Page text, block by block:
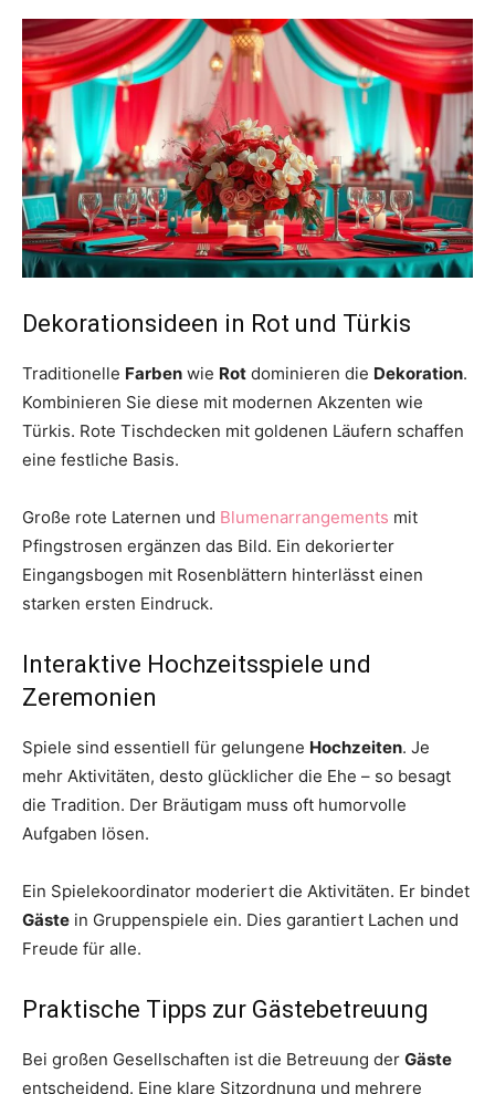
Dekorationsideen in Rot und Türkis
Traditionelle Farben wie Rot dominieren die Dekoration.
Kombinieren Sie diese mit modernen Akzenten wie
Türkis. Rote Tischdecken mit goldenen Läufern schaffen
eine festliche Basis.
Große rote Laternen und Blumenarrangements mit
Pfingstrosen ergänzen das Bild. Ein dekorierter
Eingangsbogen mit Rosenblättern hinterlässt einen
starken ersten Eindruck.
Interaktive Hochzeitsspiele und
Zeremonien
Spiele sind essentiell für gelungene Hochzeiten. Je
mehr Aktivitäten, desto glücklicher die Ehe – so besagt
die Tradition. Der Bräutigam muss oft humorvolle
Aufgaben lösen.
Ein Spielekoordinator moderiert die Aktivitäten. Er bindet
Gäste in Gruppenspiele ein. Dies garantiert Lachen und
Freude für alle.
Praktische Tipps zur Gästebetreuung
Bei großen Gesellschaften ist die Betreuung der Gäste
entscheidend. Eine klare Sitzordnung und mehrere